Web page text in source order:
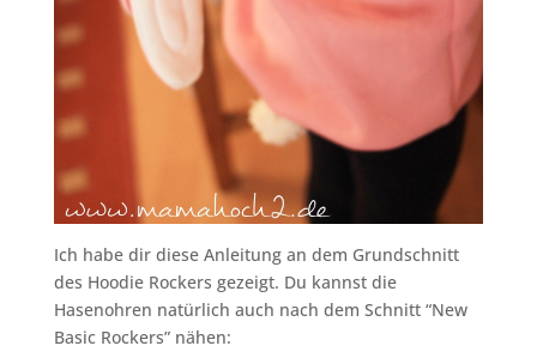
Ich habe dir diese Anleitung an dem Grundschnitt
des Hoodie Rockers gezeigt. Du kannst die
Hasenohren natürlich auch nach dem Schnitt “New
Basic Rockers” nähen: